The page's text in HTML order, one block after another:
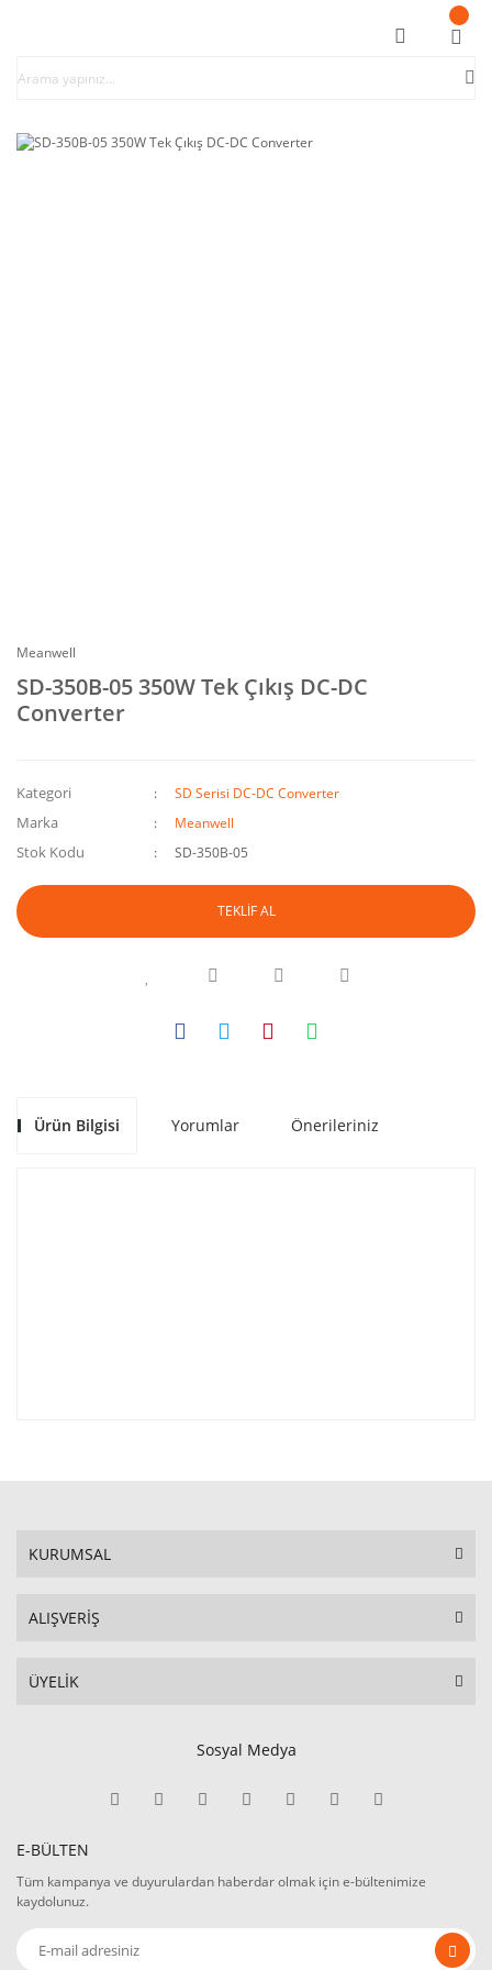
Meanwell
SD-350B-05 350W Tek Çıkış DC-DC
Converter
Kategori SD Serisi DC-DC Converter
Marka Meanwell
Stok Kodu SD-350B-05
TEKLİF AL
Ürün Bilgisi Yorumlar Önerileriniz
KURUMSAL
ALIŞVERİŞ
ÜYELİK
Sosyal Medya
E-BÜLTEN
Tüm kampanya ve duyurulardan haberdar olmak için e-bültenimize
kaydolunuz.